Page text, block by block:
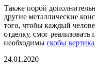
Также порой
другие металлические
того, чтобы каждый
отделку, смог
необходимы скобы
24.01.2020